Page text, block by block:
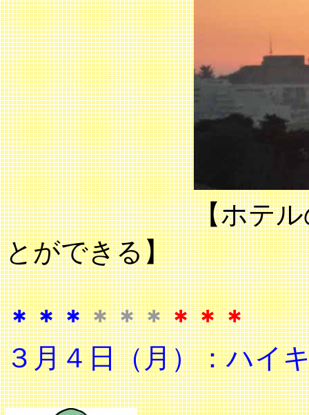
【ホテルの部屋
とができる】
＊＊＊＊＊＊＊＊＊
３月４日（月）：ハイ